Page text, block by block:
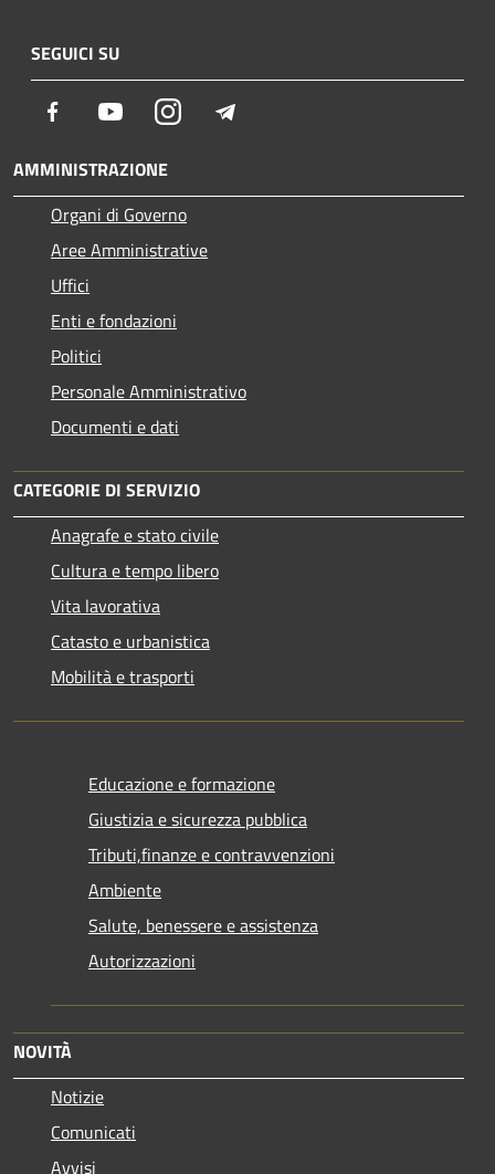
SEGUICI SU
Facebook YoutubeInstagram
AMMINISTRAZIONE
Organi di Governo
Aree Amministrative
Uffici
Enti e fondazioni
Politici
Personale Amministrativo
Documenti e dati
CATEGORIE DI SERVIZIO
Anagrafe e stato civile
Cultura e tempo libero
Vita lavorativa
Catasto e urbanistica
Mobilità e trasporti
Educazione e formazione
Giustizia e sicurezza pubblica
Tributi,finanze e contravvenzioni
Ambiente
Salute, benessere e assistenza
Autorizzazioni
NOVITÀ
Notizie
Comunicati
Avvisi